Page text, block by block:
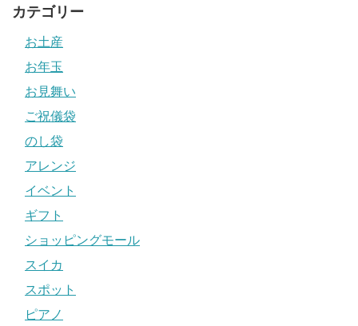
カテゴリー
お土産
お年玉
お見舞い
ご祝儀袋
のし袋
アレンジ
イベント
ギフト
ショッピングモール
スイカ
スポット
ピアノ